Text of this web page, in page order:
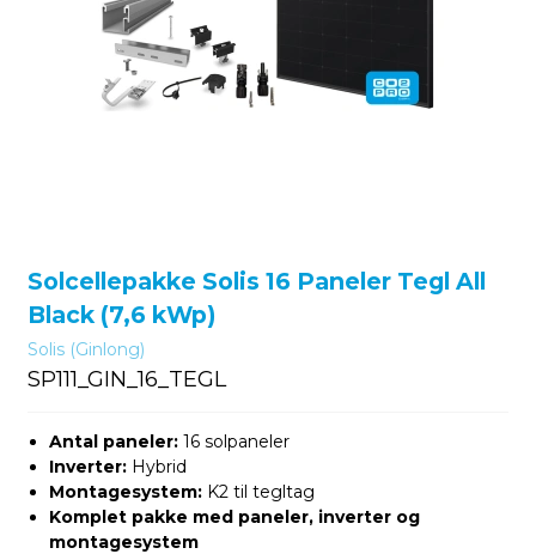
Solcellepakke Solis 16 Paneler Tegl All
Black (7,6 kWp)
Solis (Ginlong)
SP111_GIN_16_TEGL
Antal paneler:16 solpaneler
Inverter:Hybrid
Montagesystem:K2 til tegltag
Komplet pakke med paneler, inverter og
montagesystem